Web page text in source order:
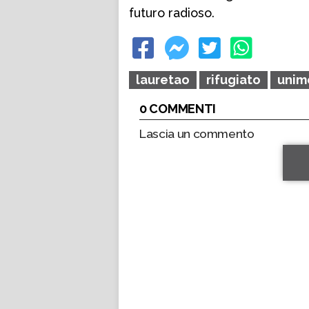
futuro radioso.
lauretao rifugiato
0 COMMENTI
Lascia un commento